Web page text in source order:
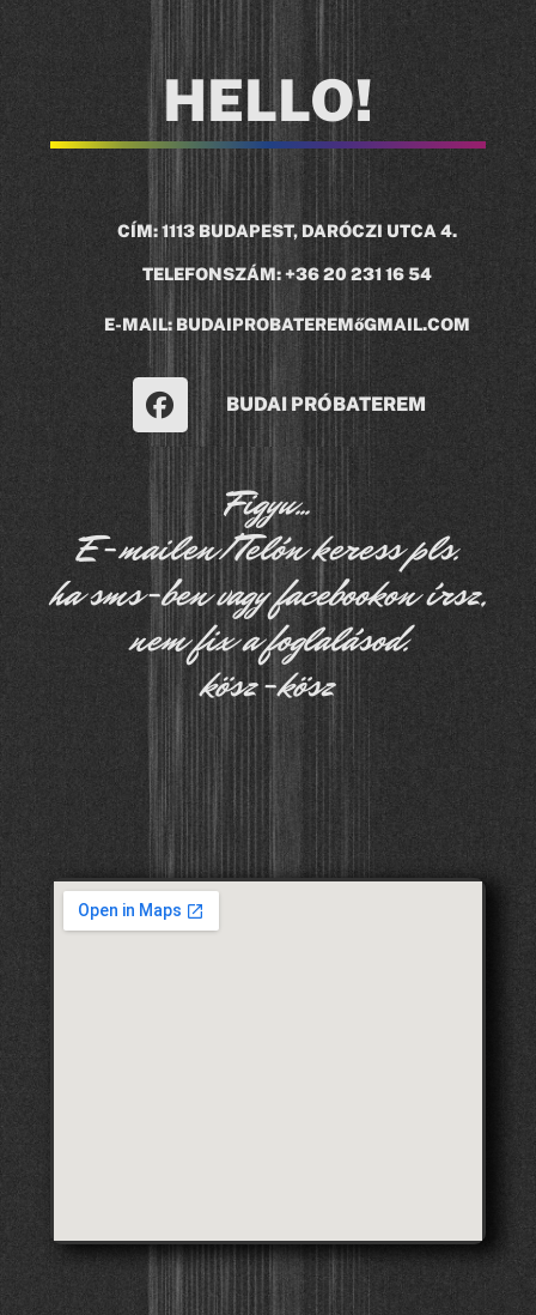
HELLO!
CÍM: 1113 BUDAPEST, DARÓCZI UTCA 4.
TELEFONSZÁM:+36 20 231 16 54
E-MAIL: BUDAIPROBATEREMőGMAIL.COM
BUDAI PRÓBATEREM
Figyu...
E-mailen/Telón keress pls.
ha sms-ben vagy facebookon írsz,
nem fix a foglalásod.
kösz-kösz